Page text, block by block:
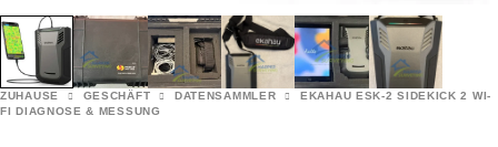
ZUHAUSE GESCHÄFT DATENSAMMLER
EKAHAU ESK-2 SIDEKICK 2 WI-
FI DIAGNOSE & MESSUNG